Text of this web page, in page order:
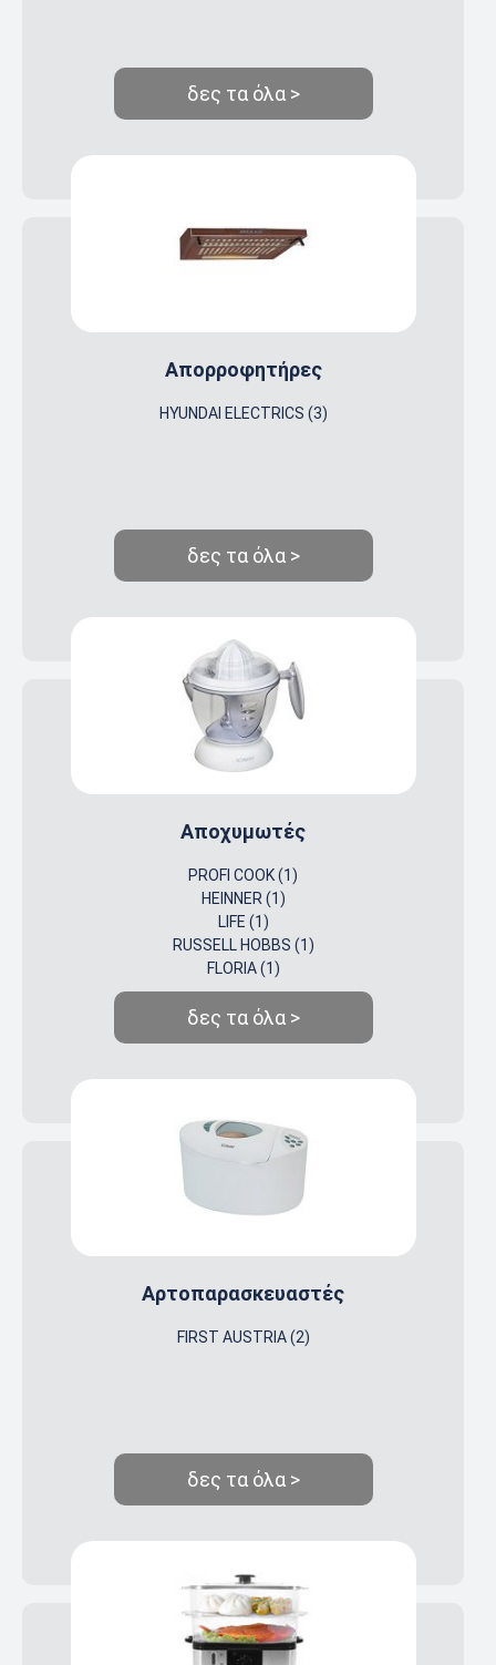
δες τα όλα >
Απορροφητήρες
HYUNDAI ELECTRICS (3)
δες τα όλα >
Αποχυμωτές
PROFI COOK (1)
HEINNER (1)
LIFE (1)
RUSSELL HOBBS (1)
FLORIA (1)
δες τα όλα >
Αρτοπαρασκευαστές
FIRST AUSTRIA (2)
δες τα όλα >